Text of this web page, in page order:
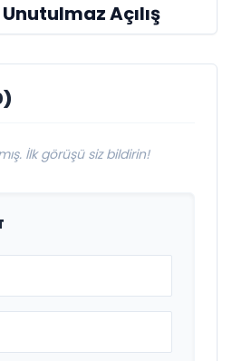
Açılış
İlk görüşü siz bildirin!